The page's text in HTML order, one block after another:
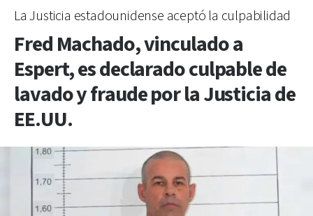
La Justicia estadounidense aceptó la culpabilidad
Fred Machado, vinculado a
Espert, es declarado culpable de
lavado y fraude por la Justicia de
EE.UU.